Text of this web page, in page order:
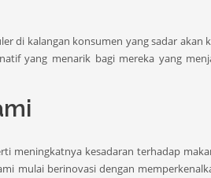
di kalangan konsumen yang sadar akan
yang menarik bagi mereka yang
meningkatnya kesadaran terhadap
mulai berinovasi dengan